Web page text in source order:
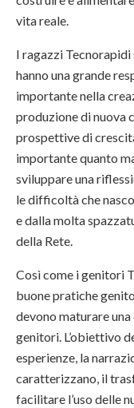
vita reale.
I ragazzi
hanno una grande
importante nella
produzione di nuova
prospettive di
importante quanto
sviluppare una
le difficoltà che
e dalla molta
della Rete.
Così come i genitori
buone pratiche
devono maturare
genitori. L’obiettivo
esperienze, la
caratterizzano, il
facilitare l’uso delle